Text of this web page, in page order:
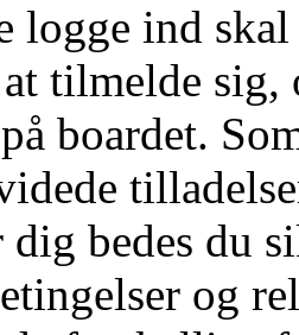
logge ind
tilmelde
boardet.
bedes du
og